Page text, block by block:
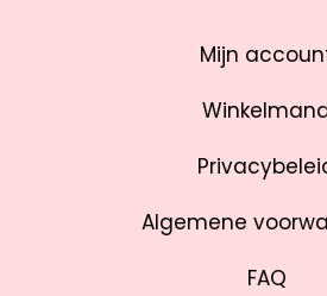
Mijn
Algemene
FAQ